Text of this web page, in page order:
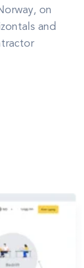
on
and